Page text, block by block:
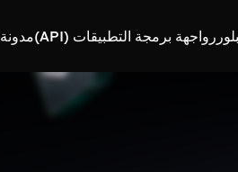
واجهة برمجة التطبيقات (API) مدونة